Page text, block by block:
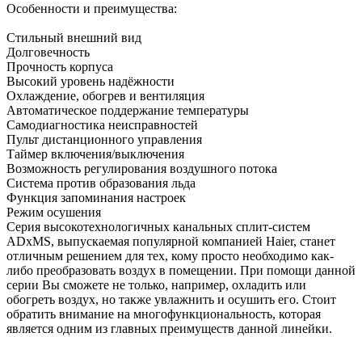
Особенности и преимущества:
Стильный внешний вид
Долговечность
Прочность корпуса
Высокий уровень надёжности
Охлаждение, обогрев и вентиляция
Автоматическое поддержание температуры
Самодиагностика неисправностей
Пульт дистанционного управления
Таймер включения/выключения
Возможность регулирования воздушного потока
Система против образования льда
Функция запоминания настроек
Режим осушения
Серия высокотехнологичных канальных сплит-систем
ADxMS, выпускаемая популярной компанией Haier, станет
отличным решением для тех, кому просто необходимо как-
либо преобразовать воздух в помещении. При помощи данной
серии Вы сможете не только, например, охладить или
обогреть воздух, но также увлажнить и осушить его. Стоит
обратить внимание на многофункциональность, которая
является одним из главных преимуществ данной линейки.